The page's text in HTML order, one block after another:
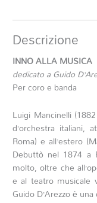
Descrizione
INNO ALLA MUSICA
dedicato a Guido
Per coro e banda
Luigi Mancinelli
d’orchestra italiani,
Roma) e all’estero
Debuttò nel 1874 a
molto, oltre che
e al teatro musicale
Guido D’Arezzo è